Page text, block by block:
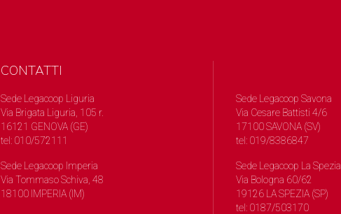
CONTATTI
Sede Legacoop Liguria
Via Brigata Liguria, 105 r.
16121 GENOVA (GE)
tel: 010/572111
Sede Legacoop Imperia
Via Tommaso Schiva, 48
18100 IMPERIA (IM)
Sede Legacoop Savona
Via Cesare Battisti 4/6
17100 SAVONA (SV)
tel: 019/8386847
Sede Legacoop La Spezia
Via Bologna 60/62
19126 LA SPEZIA (SP)
tel: 0187/503170